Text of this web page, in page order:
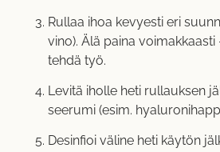
Rullaa ihoa kevyesti eri
vino). Älä paina
tehdä työ.
Levitä iholle heti rullauksen
seerumi (esim.
Desinfioi väline heti käytön